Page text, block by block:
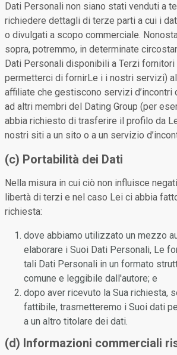
Dati Personali non siano stati venduti a
richiedere dettagli di terze parti a cui i
o divulgati a scopo commerciale.
sopra, potremmo, in determinate
Dati Personali disponibili a Terzi
permetterci di fornirLe i i nostri servizi)
affiliate che gestiscono servizi d’incontri
ad altri membri del Dating Group (per
abbia richiesto di trasferire il profilo da
nostri siti a un sito o a un servizio
(c) Portabilità dei Dati
Nella misura in cui ciò non influisce
libertà di terzi e nel caso Lei ci abbia
richiesta:
dove abbiamo utilizzato un mezzo
elaborare i Suoi Dati Personali, Le
tali Dati Personali in un formato
comune e leggibile dall'autore; e
dopo aver ricevuto la Sua richiesta,
fattibile, trasmetteremo i Suoi dati
a un altro titolare dei dati.
(d) Informazioni commerciali